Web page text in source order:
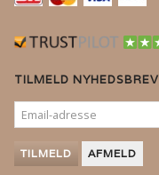
TILMELD NYHEDSBREV
EMAIL-
ADRESSE
TILMELD AFMELD